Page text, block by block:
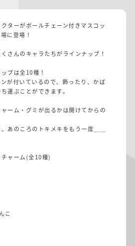
ターがボールチェーン付きマスコッ
に登場！
さんのキャラたちがラインナップ！
プは全10種！
が付いているので、飾ったり、かば
運ぶことができます。
ーム・グミが出るかは開けてからの
あのころのトキメキをもう一度＿＿
ャーム(全10種)
こ